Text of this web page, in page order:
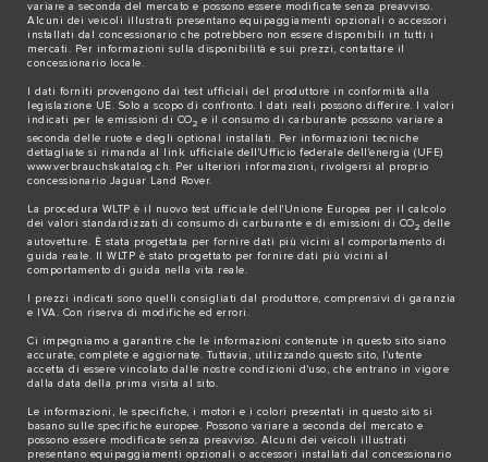
variare a seconda del mercato e possono essere modificate senza preavviso.
Alcuni dei veicoli illustrati presentano equipaggiamenti opzionali o accessori
installati dal concessionario che potrebbero non essere disponibili in tutti i
mercati. Per informazioni sulla disponibilità e sui prezzi, contattare il
concessionario locale.
I dati forniti provengono dai test ufficiali del produttore in conformità alla
legislazione UE. Solo a scopo di confronto. I dati reali possono differire. I valori
indicati per le emissioni di CO2 e il consumo di carburante possono variare a
seconda delle ruote e degli optional installati. Per informazioni tecniche
dettagliate si rimanda al link ufficiale dell'Ufficio federale dell'energia (UFE)
www.verbrauchskatalog.ch. Per ulteriori informazioni, rivolgersi al proprio
concessionario Jaguar Land Rover.
La procedura WLTP è il nuovo test ufficiale dell'Unione Europea per il calcolo
dei valori standardizzati di consumo di carburante e di emissioni di CO2 delle
autovetture. È stata progettata per fornire dati più vicini al comportamento di
guida reale. Il WLTP è stato progettato per fornire dati più vicini al
comportamento di guida nella vita reale.
I prezzi indicati sono quelli consigliati dal produttore, comprensivi di garanzia
e IVA. Con riserva di modifiche ed errori.
Ci impegniamo a garantire che le informazioni contenute in questo sito siano
accurate, complete e aggiornate. Tuttavia, utilizzando questo sito, l'utente
accetta di essere vincolato dalle nostre condizioni d'uso, che entrano in vigore
dalla data della prima visita al sito.
Le informazioni, le specifiche, i motori e i colori presentati in questo sito si
basano sulle specifiche europee. Possono variare a seconda del mercato e
possono essere modificate senza preavviso. Alcuni dei veicoli illustrati
presentano equipaggiamenti opzionali o accessori installati dal concessionario